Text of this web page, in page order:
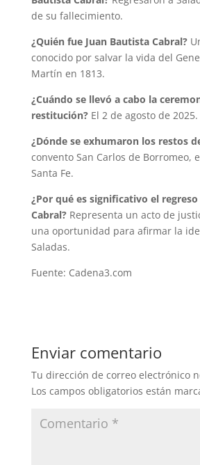
de su fallecimiento.
¿Quién fue Juan Bautista Cabral?
conocido por salvar la vida del
Martín en 1813.
¿Cuándo se llevó a cabo la
restitución?El 2 de agosto de 2025.
¿Dónde se exhumaron los restos
convento San Carlos de Borromeo,
Santa Fe.
¿Por qué es significativo el regreso
Cabral?Representa un acto de
una oportunidad para afirmar la
Saladas.
Fuente: Cadena3.com
Enviar comentario
Tu dirección de correo electrónico
Los campos obligatorios están